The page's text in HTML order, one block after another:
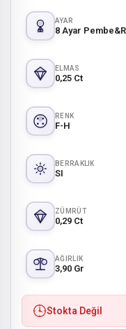
AYAR
8 Ayar
ELMAS
0,25 Ct
RENK
F-H
BERRAKLIK
SI
ZÜMRÜT
0,29 Ct
AĞIRLIK
3,90 Gr
Stokta Değil